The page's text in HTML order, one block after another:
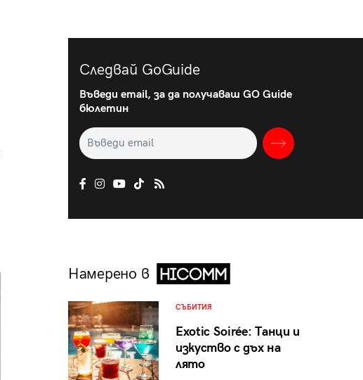
Следвай GoGuide
Въведи email, за да получаваш GO Guide
бюлетин
Намерено в
СЪБИТИЯ
Exotic Soirée: Танци и
изкуство с дъх на
лято